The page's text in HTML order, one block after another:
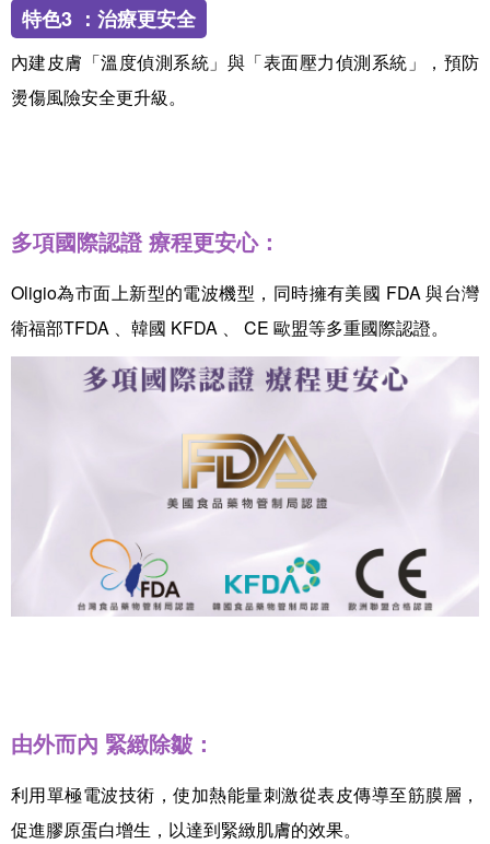
特色3 ：治療更安全
內建皮膚「溫度偵測系統」與「表面壓力偵測系統」，預防
燙傷風險安全更升級。
多項國際認證 療程更安心：
Oligio為市面上新型的電波機型，同時擁有美國 FDA 與台灣
衛福部TFDA 、韓國 KFDA 、 CE 歐盟等多重國際認證。
由外而內 緊緻除皺：
利用單極電波技術，使加熱能量刺激從表皮傳導至筋膜層，
促進膠原蛋白增生，以達到緊緻肌膚的效果。